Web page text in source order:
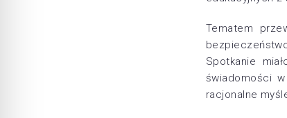
Tematem
Spotkanie
świadomości
racjonalne